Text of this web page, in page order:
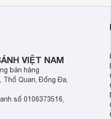
VIỆT NAM
bán hàng
Thổ Quan, Đống Đa,
số 0106373516,